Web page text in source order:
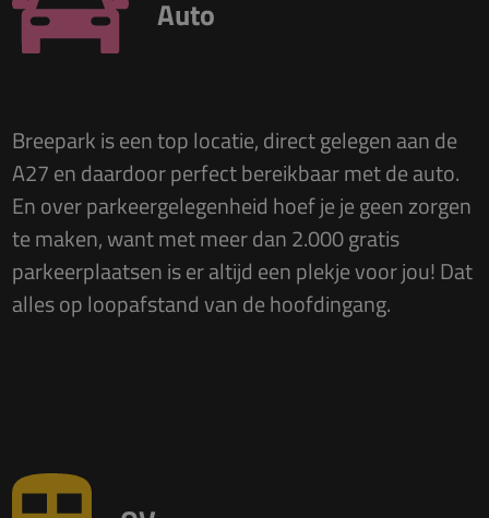
Auto
Breepark is een top locatie, direct gelegen aan de
A27 en daardoor perfect bereikbaar met de auto.
En over parkeergelegenheid hoef je je geen zorgen
te maken, want met meer dan 2.000 gratis
parkeerplaatsen is er altijd een plekje voor jou! Dat
alles op loopafstand van de hoofdingang.